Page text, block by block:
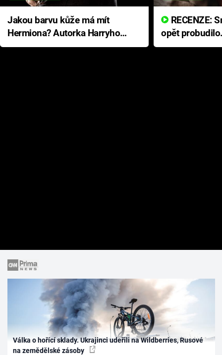
Jakou barvu kůže má mít
Hermiona? Autorka Harryho
Pottera přišla s ráznou
opět
přichází s
Válka o hořící sklady. Ukrajinci udeřili na Wildberries, Rusové
na zemědělské zásoby